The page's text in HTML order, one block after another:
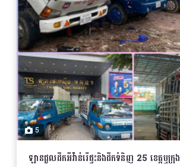
5
ឡានជួលដឹកអីវ៉ាន់រើផ្ទះនិងដឹកទំនិញ 25 ខេត្តឬក្រុង